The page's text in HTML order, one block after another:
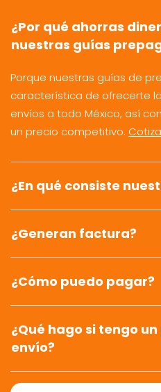
¿Por qué ahorras
nuestras guías
Porque nuestras guías de
característica de ofrecerte
envíos a todo México, así
un precio competitivo.
¿En qué consiste
¿Generan factura?
¿Cómo puedo pagar?
¿Qué hago si tengo
envío?